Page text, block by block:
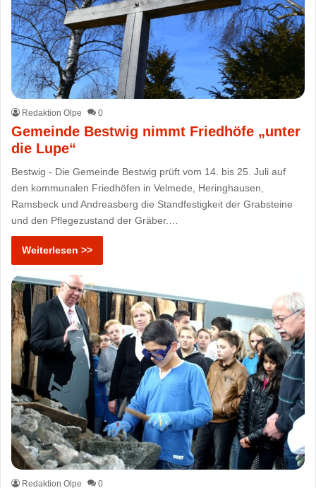
Redaktion Olpe 0
Gemeinde Bestwig nimmt Friedhöfe „unter
die Lupe“
Bestwig - Die Gemeinde Bestwig prüft vom 14. bis 25. Juli auf
den kommunalen Friedhöfen in Velmede, Heringhausen,
Ramsbeck und Andreasberg die Standfestigkeit der Grabsteine
und den Pflegezustand der Gräber.…
Weiterlesen >>
Redaktion Olpe 0